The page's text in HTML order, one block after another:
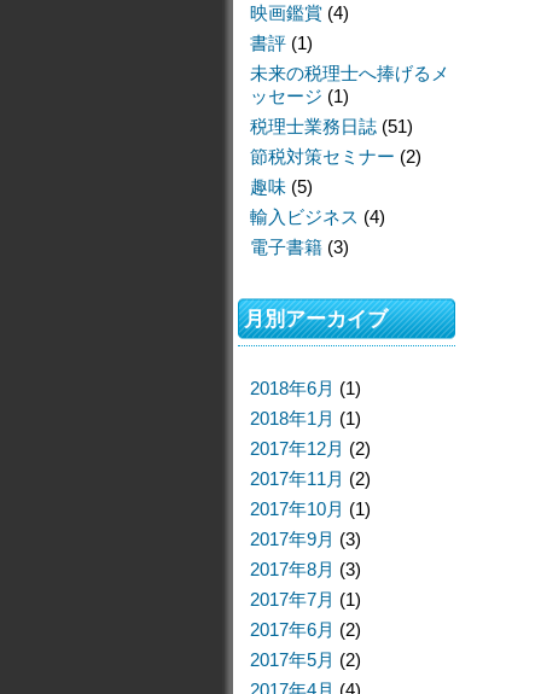
映画鑑賞 (4)
書評 (1)
未来の税理士へ捧げるメ
ッセージ (1)
税理士業務日誌 (51)
節税対策セミナー (2)
趣味 (5)
輸入ビジネス (4)
電子書籍 (3)
月別アーカイブ
2018年6月 (1)
2018年1月 (1)
2017年12月 (2)
2017年11月 (2)
2017年10月 (1)
2017年9月 (3)
2017年8月 (3)
2017年7月 (1)
2017年6月 (2)
2017年5月 (2)
2017年4月 (4)